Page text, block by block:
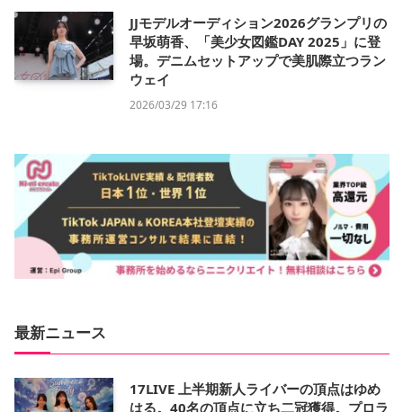
JJモデルオーディション2026グランプリの
早坂萌香、「美少女図鑑DAY 2025」に登
場。デニムセットアップで美肌際立つラン
ウェイ
2026/03/29 17:16
最新ニュース
17LIVE 上半期新人ライバーの頂点はゆめ
はる。40名の頂点に立ち二冠獲得。プロラ